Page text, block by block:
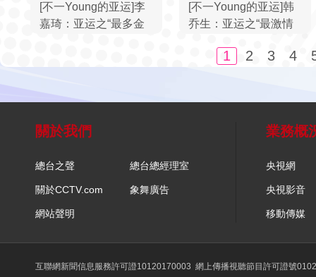
[不一Young的亚运]李
嘉琦：亚运之“最多金
[不一Young的亚运]韩
乔生：亚运之“最激情
1 2 3 4
關於我們
總台之聲 總台總經理室
關於CCTV.com 象舞廣告
網站聲明
業務概
央視網
央視影音
移動傳媒
互聯網新聞信息服務許可證10120170003 網上傳播視聽節目許可證號